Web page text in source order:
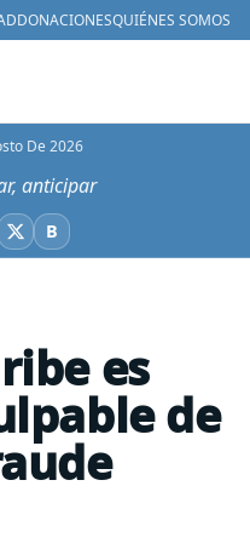
DONACIONESQUIÉNES SOMOS
De 2026
anticipar
X BBluesky
es
de